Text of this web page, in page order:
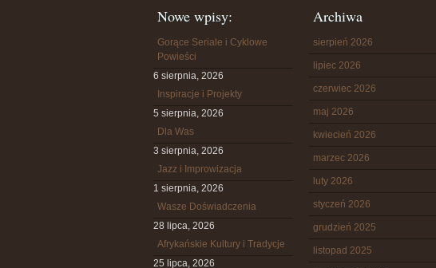
Nowe wpisy:
Gorące Seriale i Cyklowe
Powieści
6 sierpnia, 2026
Inspiracje i Projekty
5 sierpnia, 2026
Dla Was
3 sierpnia, 2026
Jazz i Improwizacja
1 sierpnia, 2026
Wasze Doświadczenia
28 lipca, 2026
Afrykańskie Kultury i Tradycje
25 lipca, 2026
Archiwa
sierpień 2026
lipiec 2026
czerwiec 2026
maj 2026
kwiecień 2026
marzec 2026
luty 2026
styczeń 2026
grudzień 2025
listopad 2025